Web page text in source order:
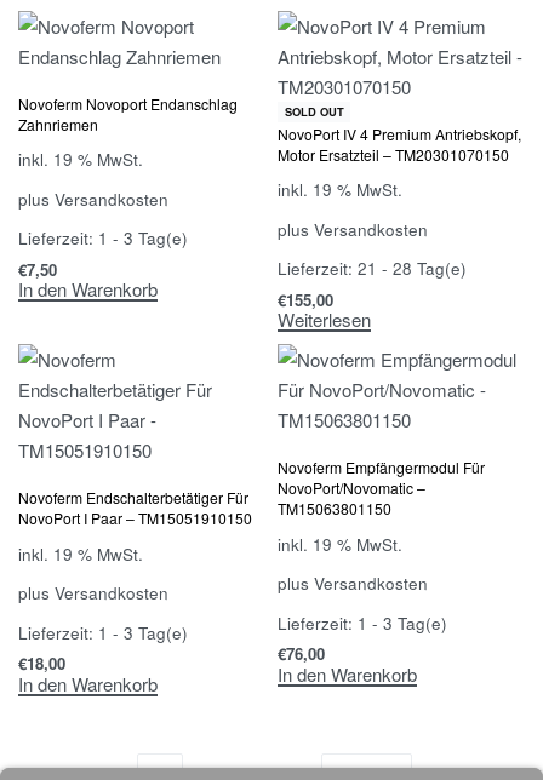
Novoferm Novoport Endanschlag
Zahnriemen
inkl. 19 % MwSt.
plus Versandkosten
Lieferzeit: 1 - 3 Tag(e)
€7,50
In den Warenkorb
SOLD OUT
NovoPort IV 4 Premium Antriebskopf,
Motor Ersatzteil – TM20301070150
inkl. 19 % MwSt.
plus Versandkosten
Lieferzeit: 21 - 28 Tag(e)
€155,00
Weiterlesen
Novoferm Endschalterbetätiger Für
NovoPort I Paar – TM15051910150
inkl. 19 % MwSt.
plus Versandkosten
Lieferzeit: 1 - 3 Tag(e)
€18,00
In den Warenkorb
Novoferm Empfängermodul Für
NovoPort/Novomatic –
TM15063801150
inkl. 19 % MwSt.
plus Versandkosten
Lieferzeit: 1 - 3 Tag(e)
€76,00
In den Warenkorb